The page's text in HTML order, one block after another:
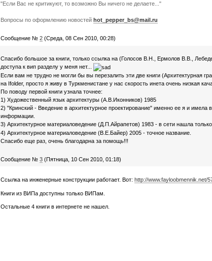
"Если Вас не критикуют, то возможно Вы ничего не делаете..."
Вопросы по оформлению новостей hot_pepper_bs@mail.ru
Сообщение № 2 (Среда, 08 Сен 2010, 00:28)
Спасибо большое за книги, только ссылка на (Голосов В.Н., Ермолов В.В.,
доступа к вип разделу у меня нет...
Если вам не трудно не могли бы вы перезалить эти две книги (Архитектурная
на Ifolder, просто я живу в Туркменистане у нас скорость инета очень низкая
По поводу первой книги узнала точнее:
1) Художественный язык архитектуры (А.В.Иконников) 1985
2) "Кринский - Введение в архитектурное проектирование" именно ее я и имела
информации.
3) Архитектурное материаловедение (Д.П.Айрапетов) 1983 - в сети нашла только
4) Архитектурное материаловедение (В.Е.Байер) 2005 - точное название.
Спасибо еще раз, очень благодарна за помощь!!!
Сообщение № 3 (Пятница, 10 Сен 2010, 01:18)
Ссылка на инженерные конструкции работает. Вот: http://www.fayloobmennik.net/
Книги из ВИПа доступны только ВИПам.
Остальные 4 книги в интернете не нашел.